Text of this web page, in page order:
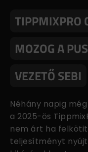
TIPPMIXPRO
MOZOG A
VEZETŐ SEBI
Néhány napig
a 2025-ös
nem árt ha
teljesítményt